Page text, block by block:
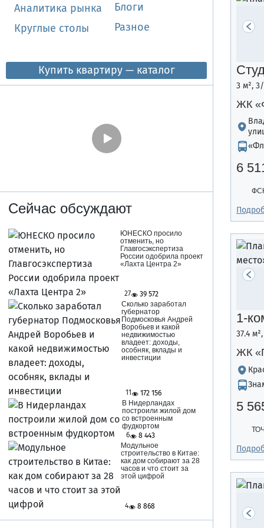
Аналитика рынка
Круглые столы
Блоги
Разное
Купить квартиру — каталог
Сейчас обсуждают
ЮНЕСКО просило
отменить, но
Главгосэкспертиза
России одобрила проект
«Лахта Центра 2»
27
39 572
Сколько заработал
губернатор
Подмосковья Андрей
Воробьев и какой
недвижимостью
владеет: доходы,
особняк, вклады и
инвестиции
11
172 156
В Нидерландах
построили жилой дом
со встроенным
фудкортом
6
8 443
Модульное
строительство в Китае:
как дом собирают за 28
часов и что стоит за
этой цифрой
4 8 868
3 м²,
ЖК
6
1-
37.4
ЖК
5